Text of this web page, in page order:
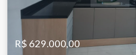
R$ 629.000,00